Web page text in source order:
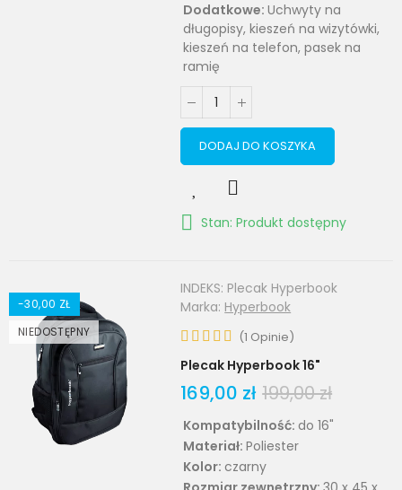
Dodatkowe:Uchwyty na
długopisy, kieszeń na wizytówki,
kieszeń na telefon, pasek na
ramię
DODAJ DO KOSZYKA
Stan: Produkt dostępny
-30,00 ZŁ
NIEDOSTĘPNY
INDEKS: Plecak Hyperbook
Marka: Hyperbook
(1 Opinie)
Plecak Hyperbook 16"
169,00 zł 199,00 zł
Kompatybilność: do 16"
Materiał:Poliester
Kolor: czarny